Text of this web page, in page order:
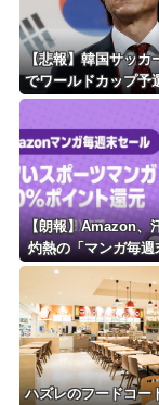
更新中止の
【悲報】韓国サッカ
でワールドカップ予
の性接待がバレ大炎
ｗｗｗｗｗ
【朗報】Amazon、
灼熱の「マンガ毎週
0%還元）」を開催
ｗｗｗｗ
ハズレのフードコー